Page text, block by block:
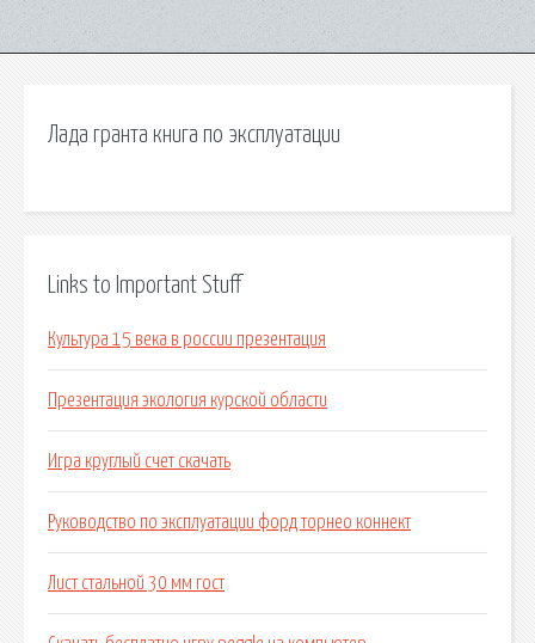
Лада гранта книга по эксплуатации
Links to Important Stuff
Культура 15 века в россии презентация
Презентация экология курской области
Игра круглый счет скачать
Руководство по эксплуатации форд торнео коннект
Лист стальной 30 мм гост